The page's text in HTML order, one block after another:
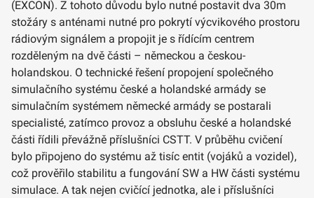
(EXCON). Z tohoto důvodu bylo nutné postavit dva 30m
stožáry s anténami nutné pro pokrytí výcvikového prostoru
rádiovým signálem a propojit je s řídícím centrem
rozděleným na dvě části – německou a českou-
holandskou. O technické řešení propojení společného
simulačního systému české a holandské armády se
simulačním systémem německé armády se postarali
specialisté, zatímco provoz a obsluhu české a holandské
části řídili převážně příslušníci CSTT. V průběhu cvičení
bylo připojeno do systému až tisíc entit (vojáků a vozidel),
což prověřilo stabilitu a fungování SW a HW části systému
simulace. A tak nejen cvičící jednotka, ale i příslušníci